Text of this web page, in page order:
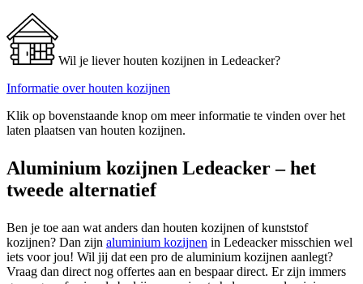
Wil je liever houten kozijnen in Ledeacker?
Informatie over houten kozijnen
Klik op bovenstaande knop om meer informatie te vinden over het
laten plaatsen van houten kozijnen.
Aluminium kozijnen Ledeacker – het
tweede alternatief
Ben je toe aan wat anders dan houten kozijnen of kunststof
kozijnen? Dan zijn aluminium kozijnen in Ledeacker misschien wel
iets voor jou! Wil jij dat een pro de aluminium kozijnen aanlegt?
Vraag dan direct nog offertes aan en bespaar direct. Er zijn immers